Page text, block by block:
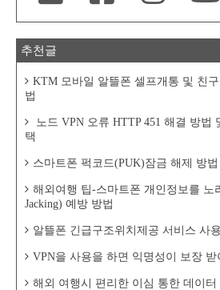
추천글
KTM 모바일 알뜰폰 셀프개통 및 친
법
노드 VPN 오류 HTTP 451 해결 방법
택
스마트폰 퍽코드(PUK)잠금 해제 방법
해외여행 팁-스마트폰 개인정보를 노
Jacking) 예방 방법
알뜰폰 긴급구조위치제공 서비스 사
VPN을 사용을 하면 익명성이 보장 받
해외 여행시 편리한 이심 통한 데이터